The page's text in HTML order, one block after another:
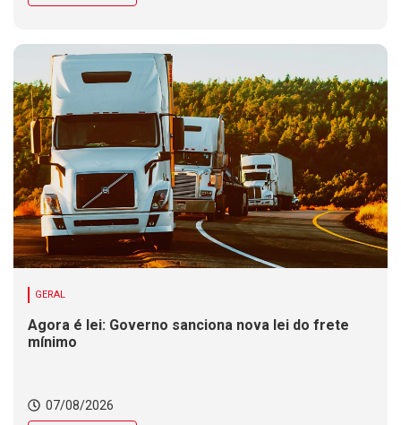
GERAL
Agora é lei: Governo sanciona nova lei do frete
mínimo
07/08/2026